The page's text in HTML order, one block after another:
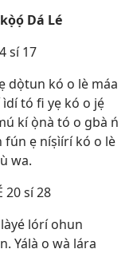
Dá Lé
sí 17
dọ̀tun kó o lè máa
tó fi yẹ kó o jẹ́
kí ọ̀nà tó o gbà ń
fún ẹ níṣìírí kó o lè
wa.
20 sí 28
lórí ohun
Yálà o wà lára